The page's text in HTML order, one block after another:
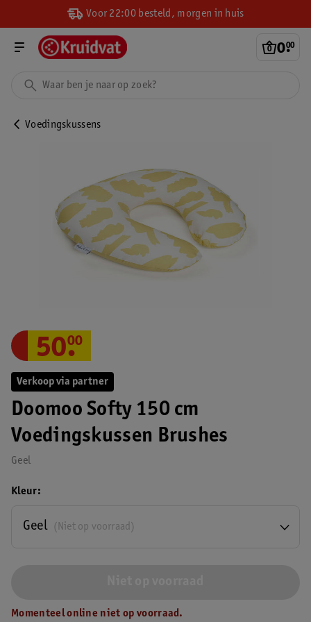
Voor 22:00 besteld, morgen in huis
0.
00
Voedingskussens
Verkoop via partner
Doomoo Softy 150 cm
Voedingskussen Brushes
Geel
50.
00
Kleur
(Niet op voorraad)
Geel
Momenteel online niet op voorraad.